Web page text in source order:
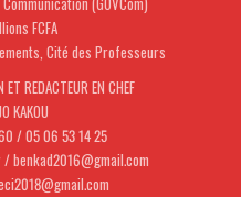
FCFA
Cité des Professeurs
REDACTEUR EN CHEF
KAKOU
/ 05 06 53 14 25
benkad2016@gmail.com